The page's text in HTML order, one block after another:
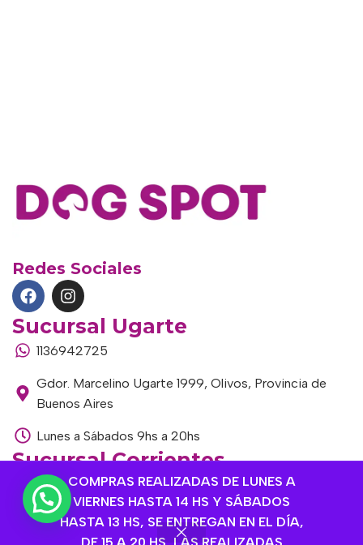
COMPRAS REALIZADAS DE LUNES A
VIERNES HASTA 14 HS Y SÁBADOS
HASTA 13 HS, SE ENTREGAN EN EL DÍA,
Redes Sociales
Sucursal Ugarte
1136942725
Gdor. Marcelino Ugarte 1999, Olivos, Provincia de
Buenos Aires
Lunes a Sábados 9hs a 20hs
Sucursal Corrientes
1145306985
Corrientes 1464, Olivos, Provincia de Buenos Aires